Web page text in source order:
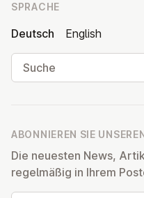
SPRACHE
Deutsch
English
Suche
ABONNIEREN SIE
Die neuesten News,
regelmäßig in Ihrem